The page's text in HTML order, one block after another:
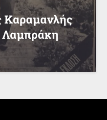
Καραμανλής
Λαμπράκη